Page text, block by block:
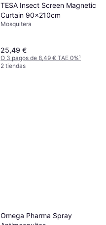
TESA Insect Screen Magnetic
Curtain 90x210cm
Mosquitera
25,49 €
O 3 pagos de 8,49 € TAE 0%¹
2 tiendas
Omega Pharma Spray